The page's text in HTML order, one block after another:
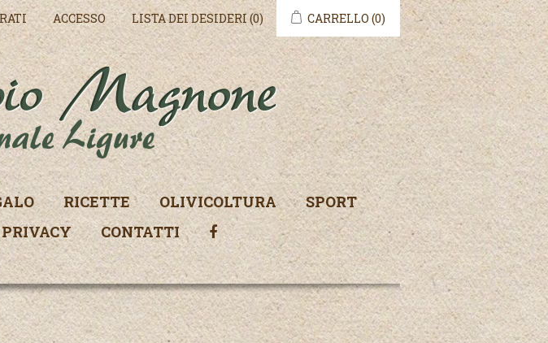
ACCESSO LISTA DEI DESIDERI(0) CARRELLO (0)
RICETTE OLIVICOLTURA
SPORT
PRIVACY CONTATTI